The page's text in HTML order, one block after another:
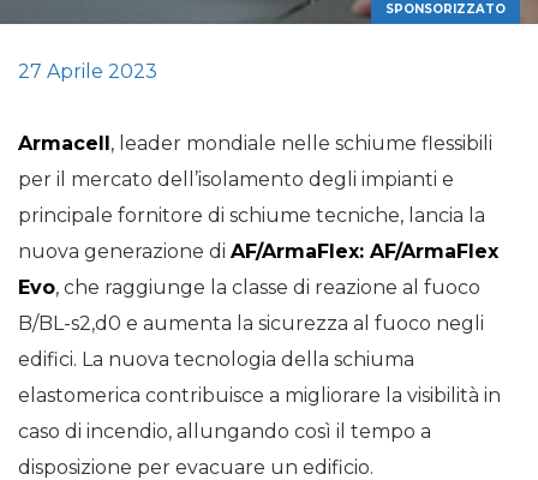
SPONSORIZZATO
27 Aprile 2023
Armacell, leader mondiale nelle schiume flessibili
per il mercato dell’isolamento degli impianti e
principale fornitore di schiume tecniche, lancia la
nuova generazione di AF/ArmaFlex: AF/ArmaFlex
Evo, che raggiunge la classe di reazione al fuoco
B/BL-s2,d0 e aumenta la sicurezza al fuoco negli
edifici. La nuova tecnologia della schiuma
elastomerica contribuisce a migliorare la visibilità in
caso di incendio, allungando così il tempo a
disposizione per evacuare un edificio.